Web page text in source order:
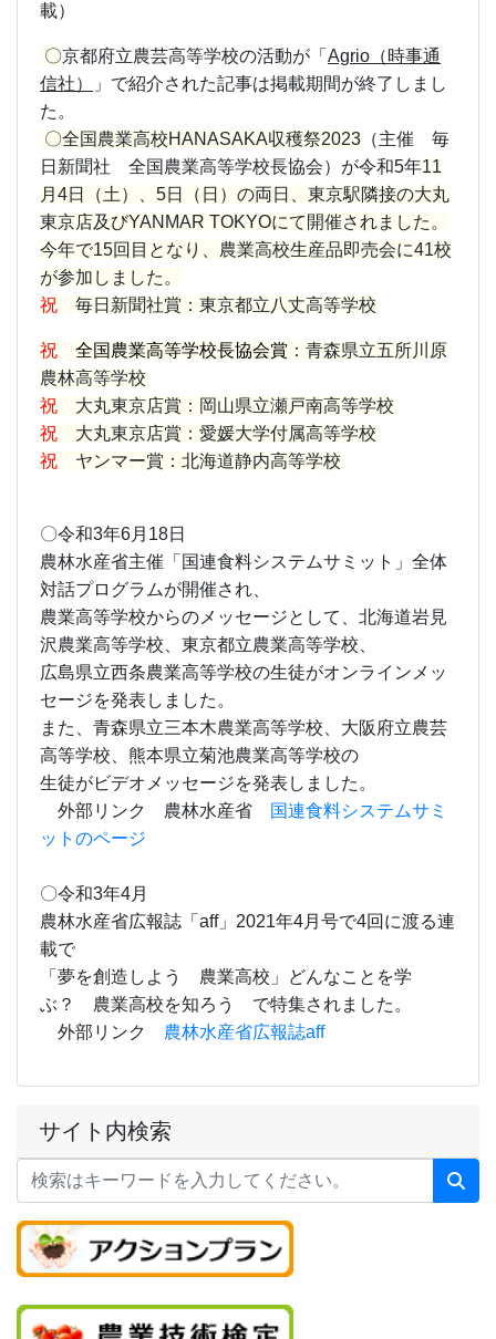
サイト内検索
載）
〇京都府立農芸高等学校の活動が 「 Agrio（時事通
信社）
」 で紹介された記事は掲載期間が終了しまし
た。
〇全国農業高校HANASAKA収穫祭2023 （主催 毎
日新聞社 全国農業高等学校長協会）が令和5年11
月4日（土）、5日（日）の両日、東京駅隣接の大丸
東京店及びYANMAR TOKYOにて開催されました。
今年で15回目となり、農業高校生産品即売会に41校
が参加しました。
祝 毎日新聞社賞：東京都立八丈高等学校
祝 全国農業高等学校長協会賞 ：青森県立五所川原
農林高等学校
祝 大丸東京店賞：岡山県立瀬戸南高等学校
祝 大丸東京店賞：愛媛大学付属高等学校
祝 ヤンマー賞：北海道静内高等学校
〇令和3年6月18日
農林水産省主催「国連食料システムサミット」全体
対話プログラムが開催され、
農業高等学校からのメッセージとして、北海道岩見
沢農業高等学校、東京都立農業高等学校、
広島県立西条農業高等学校の生徒がオンラインメッ
セージを発表しました。
また、青森県立三本木農業高等学校、大阪府立農芸
高等学校、熊本県立菊池農業高等学校の
生徒がビデオメッセージを発表しました。
外部リンク 農林水産省
国連食料システムサミ
ットのページ
〇令和3年4月
農林水産省広報誌「aff」2021年4月号で4回に渡る連
載で
「夢を創造しよう 農業高校」どんなことを学
ぶ？ 農業高校を知ろう で特集されました。
外部リンク 農林水産省広報誌aff